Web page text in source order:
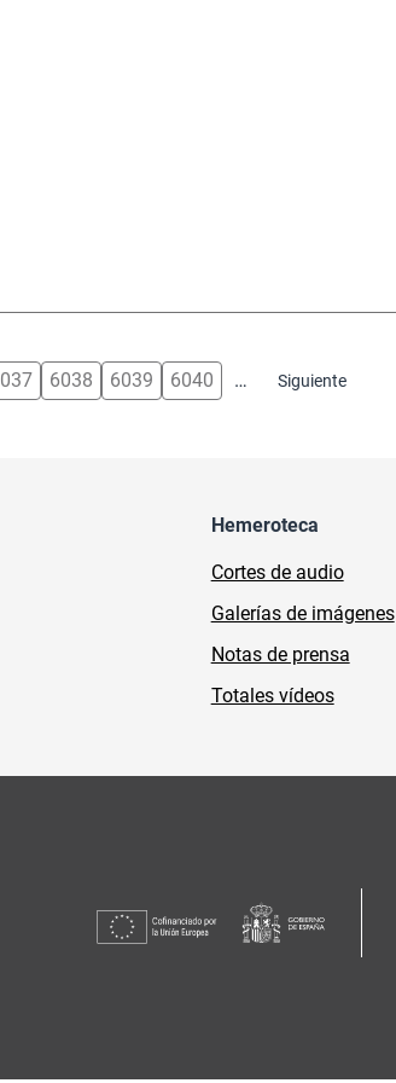
6038 6039 6040 … Siguiente
Siguiente página
Hemeroteca
Cortes de audio
Galerías de imágenes
Notas de prensa
Totales vídeos